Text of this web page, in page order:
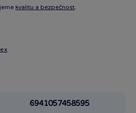
kvalitu a bezpečnost.
6941057458595